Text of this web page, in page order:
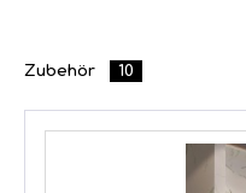
Zubehör 10